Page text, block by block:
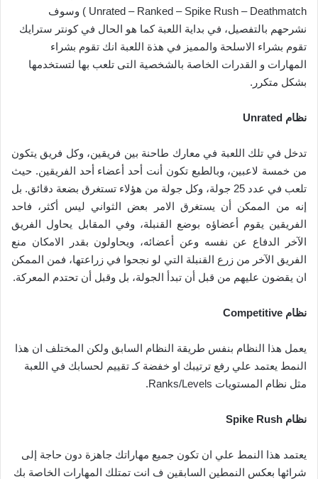
Unrated – Ranked – Spike Rush – Deathmatch ) وسوف
نشرحهم بالتفصيل، في بداية اللعبة كما هو الحال في كونتر سترايك
تقوم بشراء الاسلحة والمميز في هذة اللعبة انك تقوم بشراء
المهارات و القدرات الخاصة بالشخصية التى تلعب بها لتستخدمها
بشكل متكرر.
نظام Unrated
تدخل في تلك اللعبة في معارك طاحنة بين فريقين، وكل فريق يتكون
من خمسة لاعبين، وبالطبع تكون أنت أحد أعضاء أحد الفريقين. حيث
تلعب في عدد 25 جولة، وكل جولة من هؤلاء تستغرق بضعة دقائق. بل
إنه من الممكن أن يستغرق الامر بعض الثواني ليس أكثر، فاحد
الفريقين يقوم أعضاؤه بوضع القنبلة، وفي المقابل يحاول الفريق
الآخر الدفاع عن نفسه وعن أعضائه، ويحاولون بقدر الامكان منع
الفريق الآخر من زرع القنبلة التي لو نجحوا في زراعتها، فمن الممكن
ان يقضون عليهم من قبل أن تبدأ الجولة، بل وقبل أن تحتدم المعركة.
نظام Competitive
يعمل هذا النظام بنفس طريقة النظام السابق ولكن المختلف ان هذا
النمط يعتمد علي رفع ترتيبك او خفضة كـ تقييم لحسابك في اللعبة
مثل نظام المستويات Ranks/Levels.
نظام Spike Rush
يعتمد هذا النمط علي ان تكون جميع مهاراتك جاهزة دون حاجة إلى
شرائها بعكس النمطين السابقين ف انت تمتلك المهارات الخاصة بك